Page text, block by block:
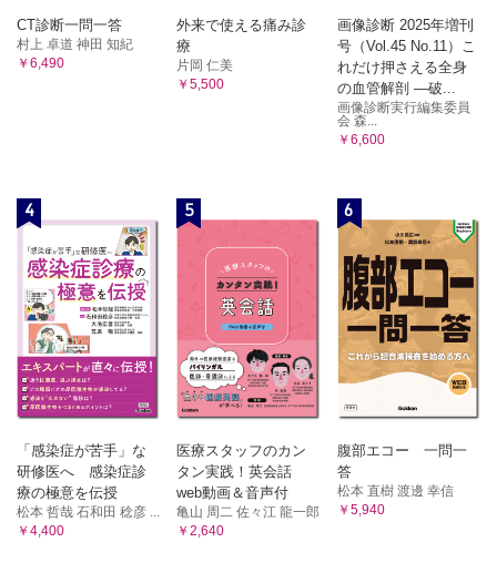
CT診断一問一答
村上 卓道 神田 知紀
￥6,490
外来で使える痛み診
療
片岡 仁美
￥5,500
画像診断 2025年増刊
号（Vol.45 No.11）こ
れだけ押さえる全身
の血管解剖 ―破...
画像診断実行編集委員
会 森...
￥6,600
4
「感染症が苦手」な
研修医へ 感染症診
療の極意を伝授
松本 哲哉 石和田 稔彦 ...
￥4,400
5
医療スタッフのカン
タン実践！英会話
web動画＆音声付
亀山 周二 佐々江 龍一郎
￥2,640
6
腹部エコー 一問一
答
松本 直樹 渡邊 幸信
￥5,940